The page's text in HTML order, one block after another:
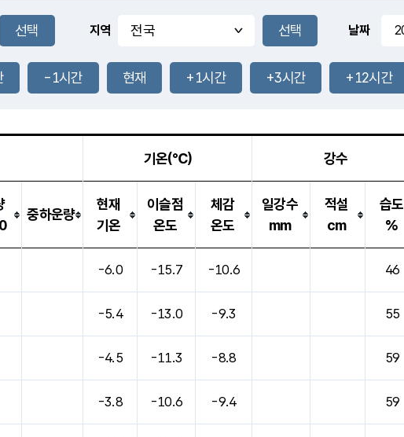
풍도
1.6m/s -mm
-mm
32.8
℃
34.3℃
1.5m/s
-mm
-mm
지역 날짜
-1시간 현재 +1시간 +3시간 +12시간
기온(℃) 강수
중하운량
현재
기온
이슬점
온도
체감
온도
일강수
mm
적설
cm
습도
%
-6.0 -15.7 -10.6 46
-5.4 -13.0 -9.3 55
-4.5 -11.3 -8.8 59
-3.8 -10.6 -9.4 59